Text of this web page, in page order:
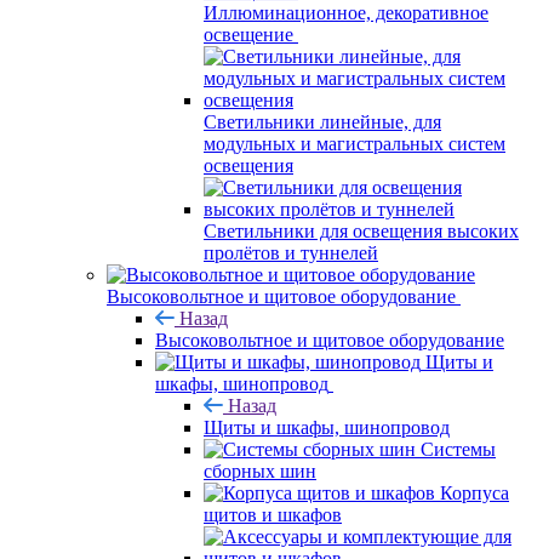
Иллюминационное, декоративное
освещение
Светильники линейные, для
модульных и магистральных систем
освещения
Светильники для освещения высоких
пролётов и туннелей
Высоковольтное и щитовое оборудование
Назад
Высоковольтное и щитовое оборудование
Щиты и
шкафы, шинопровод
Назад
Щиты и шкафы, шинопровод
Системы
сборных шин
Корпуса
щитов и шкафов